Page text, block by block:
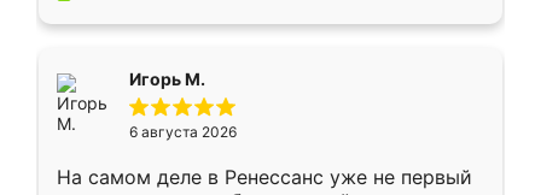
Игорь М.
6 августа 2026
На самом деле в Ренессанс уже не первый